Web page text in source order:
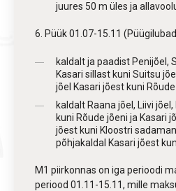
juures 50 m üles ja
6. Püük 01.07-15.11
kaldalt ja paadist Penijõel,
Kasari sillast kuni Suitsu
jõel Kasari jõest kuni Rõude
kaldalt Raana jõel, Liivi
kuni Rõude jõeni ja Kasari
jõest kuni Kloostri
põhjakaldal Kasari jõest
M1 piirkonnas on iga perioodi
periood 01.11-15.11, mille